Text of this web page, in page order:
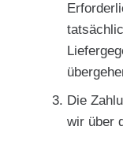
Die
wir über